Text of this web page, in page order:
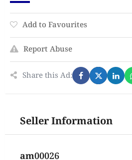
Add to Favourites
Report Abuse
Share this Ad:
Seller Information
am00026